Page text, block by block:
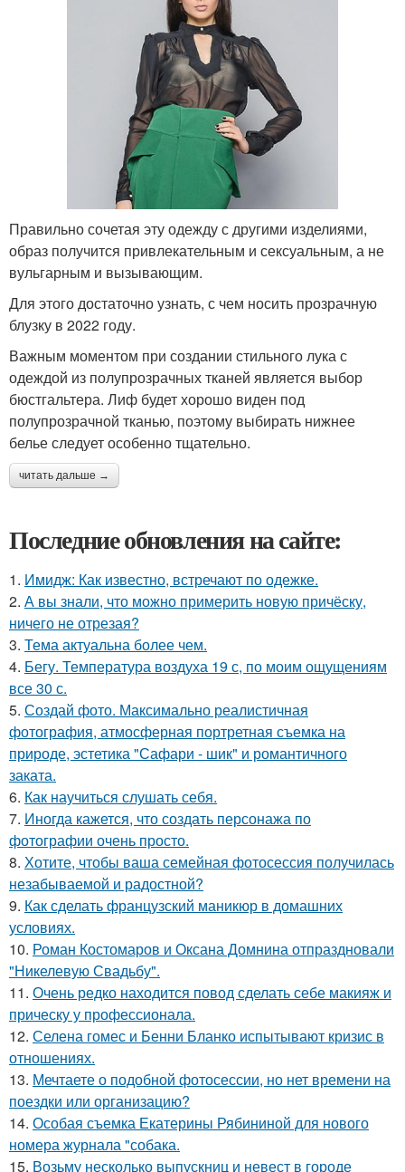
Правильно сочетая эту одежду с другими изделиями,
образ получится привлекательным и сексуальным, а не
вульгарным и вызывающим.
Для этого достаточно узнать, с чем носить прозрачную
блузку в 2022 году.
Важным моментом при создании стильного лука с
одеждой из полупрозрачных тканей является выбор
бюстгальтера. Лиф будет хорошо виден под
полупрозрачной тканью, поэтому выбирать нижнее
белье следует особенно тщательно.
читать дальше →
Последние обновления на сайте:
1. Имидж: Как известно, встречают по одежке.
2. А вы знали, что можно примерить новую причёску,
ничего не отрезая?
3. Тема актуальна более чем.
4. Бегу. Температура воздуха 19 с, по моим ощущениям
все 30 с.
5. Создай фото. Максимально реалистичная
фотография, атмосферная портретная съемка на
природе, эстетика "Сафари - шик" и романтичного
заката.
6. Как научиться слушать себя.
7. Иногда кажется, что создать персонажа по
фотографии очень просто.
8. Хотите, чтобы ваша семейная фотосессия получилась
незабываемой и радостной?
9. Как сделать французский маникюр в домашних
условиях.
10. Роман Костомаров и Оксана Домнина отпраздновали
"Никелевую Свадьбу".
11. Очень редко находится повод сделать себе макияж и
прическу у профессионала.
12. Селена гомес и Бенни Бланко испытывают кризис в
отношениях.
13. Мечтаете о подобной фотосессии, но нет времени на
поездки или организацию?
14. Особая съемка Екатерины Рябининой для нового
номера журнала "собака.
15. Возьму несколько выпускниц и невест в городе